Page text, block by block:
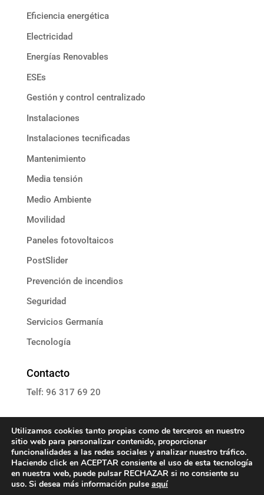
Eficiencia energética
Electricidad
Energías Renovables
ESEs
Gestión y control centralizado
Instalaciones
Instalaciones tecnificadas
Mantenimiento
Media tensión
Medio Ambiente
Movilidad
Paneles fotovoltaicos
PostSlider
Prevención de incendios
Seguridad
Servicios Germanía
Tecnología
Contacto
Telf: 96 317 69 20
E: informacion@grupoassista.com
Política de cookies
Política de privacidad
Aviso Legal
Utilizamos cookies tanto propias como de terceros en nuestro
sitio web para personalizar contenido, proporcionar
funcionalidades a las redes sociales y analizar nuestro tráfico.
Haciendo click en ACEPTAR consiente el uso de esta tecnología
en nuestra web, puede pulsar RECHAZAR si no consiente su
uso. Si desea más información pulse aquí